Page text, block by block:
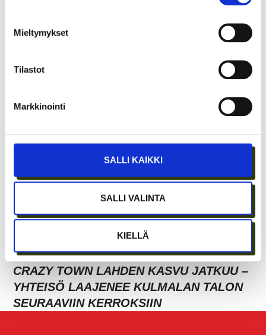
Mieltymykset
Tilastot
Markkinointi
SALLI KAIKKI
SALLI VALINTA
KIELLÄ
ETÄTYÖN HONEYMOON-VAIHE ON OHI –
IHMISTEN AIDOISSA KOHTAAMISISSA
CRAZY TOWN LAHDEN KASVU JATKUU –
YHTEISÖ LAAJENEE KULMALAN TALON
SEURAAVIIN KERROKSIIN